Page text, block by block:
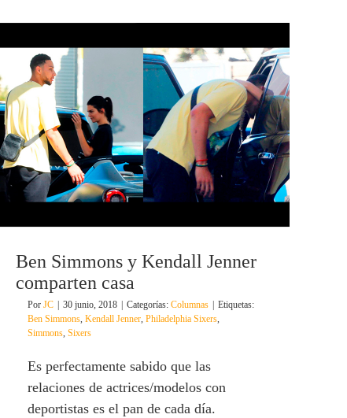
Ben Simmons y Kendall Jenner
comparten casa
Por JC 30 junio, 2018 Categorías: Columnas
Etiquetas:
Ben Simmons, Kendall Jenner, Philadelphia Sixers,
Simmons, Sixers
Es perfectamente sabido que las
relaciones de actrices/modelos con
deportistas es el pan de cada día.